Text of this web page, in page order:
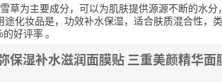
草为主要成分，可以为肌肤提供源源不断的水
化妆品是，功效补水保湿，适合肤质混合性，
的好评率。
保湿补水滋润面膜贴 三重美颜精华